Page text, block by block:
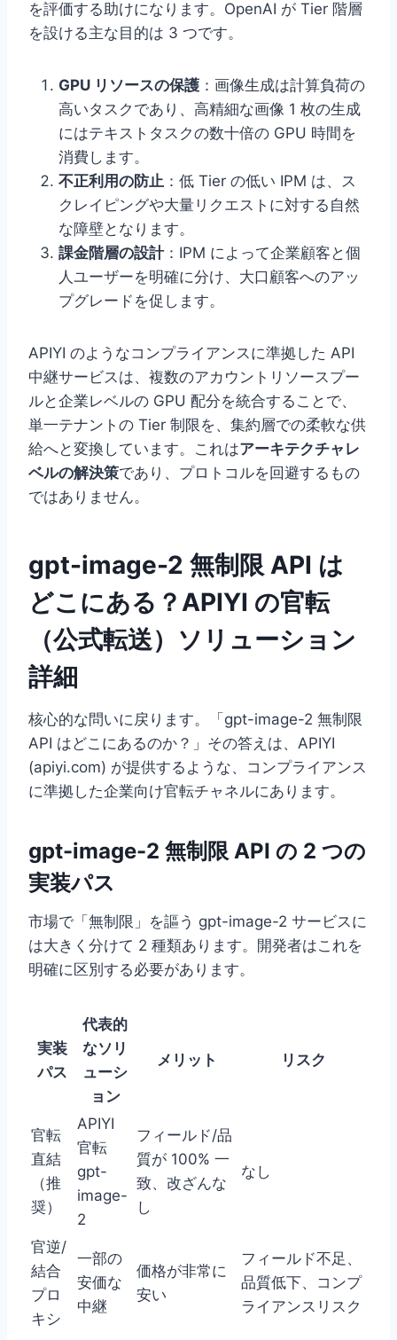
を評価する助けになります。OpenAI が Tier 階層
を設ける主な目的は 3 つです。
GPU リソースの保護 ：画像生成は計算負荷の
高いタスクであり、高精細な画像 1 枚の生成
にはテキストタスクの数十倍の GPU 時間を
消費します。
不正利用の防止 ：低 Tier の低い IPM は、ス
クレイピングや大量リクエストに対する自然
な障壁となります。
課金階層の設計：IPM によって企業顧客と個
人ユーザーを明確に分け、大口顧客へのアッ
プグレードを促します。
APIYI のようなコンプライアンスに準拠した API
中継サービスは、複数のアカウントリソースプー
ルと企業レベルの GPU 配分を統合することで、
単一テナントの Tier 制限を、集約層での柔軟な供
給へと変換しています。これはアーキテクチャレ
ベルの解決策であり、プロトコルを回避するもの
ではありません。
gpt-image-2 無制限 API は
どこにある？APIYI の官転
（公式転送）ソリューション
詳細
核心的な問いに戻ります。「gpt-image-2 無制限
API はどこにあるのか？」その答えは、APIYI
(apiyi.com) が提供するような、コンプライアンス
に準拠した企業向け官転チャネルにあります。
gpt-image-2 無制限 API の 2 つの
実装パス
市場で「無制限」を謳う gpt-image-2 サービスに
は大きく分けて 2 種類あります。開発者はこれを
明確に区別する必要があります。
実装
パス
代表的
なソリ
ューシ
ョン
メリット リスク
官転
直結
（推
奨）
APIYI
官転
gpt-
image-
2
フィールド/品
質が 100% 一
致、改ざんな
し
なし
官逆/
結合
プロ
キシ
一部の
安価な
中継
価格が非常に
安い
フィールド不足、
品質低下、コンプ
ライアンスリスク